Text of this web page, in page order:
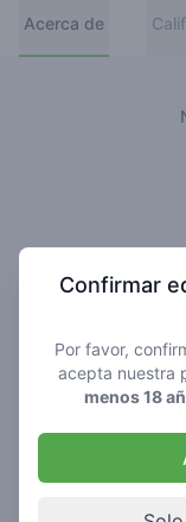
Acerca de
Reseñas
Confirmar
Por favor,
acepta nuestra
menos 18